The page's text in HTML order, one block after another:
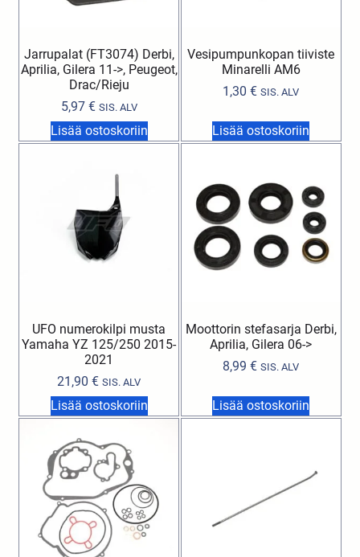
Jarrupalat (FT3074) Derbi,
Aprilia, Gilera 11->, Peugeot,
Drac/Rieju
5,97 € SIS. ALV
Lisää ostoskoriin
Vesipumpunkopan tiiviste
Minarelli AM6
1,30€ SIS. ALV
Lisää ostoskoriin
UFO numerokilpi musta
Yamaha YZ 125/250 2015-
2021
21,90€ SIS. ALV
Lisää ostoskoriin
Moottorin stefasarja Derbi,
Aprilia, Gilera 06->
8,99€ SIS. ALV
Lisää ostoskoriin